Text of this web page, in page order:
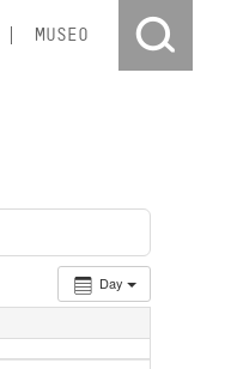
MUSEO
Day